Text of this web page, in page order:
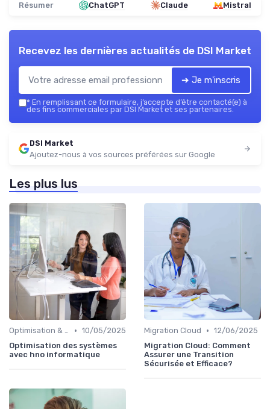
Résumer ChatGPT Claude Mistral
Recevez les dernières actualités de DSI Market
➔ Je m'inscris
* En remplissant ce formulaire, j’accepte d’être contacté(e) à
des fins commerciales par DSI Market et ses partenaires.
DSI Market
Ajoutez-nous à vos sources préférées sur Google
Les plus lus
Optimisation & Coûts • 10/05/2025
Optimisation des systèmes
avec hno informatique
Migration Cloud • 12/06/2025
Migration Cloud: Comment
Assurer une Transition
Sécurisée et Efficace?